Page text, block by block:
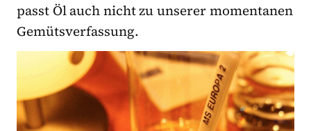
passt Öl auch nicht zu unserer momentanen
Gemütsverfassung.